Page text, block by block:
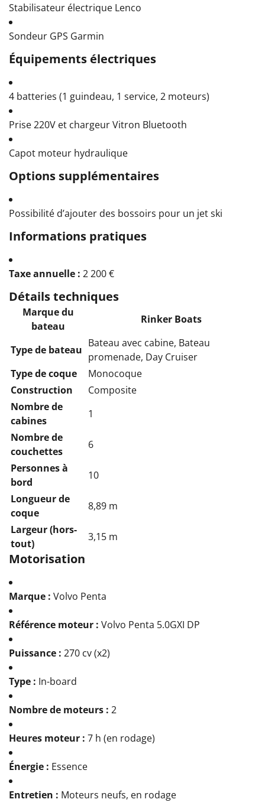
Stabilisateur électrique Lenco
Sondeur GPS Garmin
Équipements électriques
4 batteries (1 guindeau, 1 service, 2 moteurs)
Prise 220V et chargeur Vitron Bluetooth
Capot moteur hydraulique
Options supplémentaires
Possibilité d’ajouter des bossoirs pour un jet ski
Informations pratiques
Taxe annuelle : 2 200 €
Détails techniques
Marque du
bateau
Rinker Boats
Type de bateau
Bateau avec cabine, Bateau
promenade, Day Cruiser
Type de coque
Monocoque
Construction
Composite
Nombre de
cabines
1
Nombre de
couchettes
6
Personnes à
bord
10
Longueur de
coque
8,89 m
Largeur (hors-
tout)
3,15 m
Motorisation
Marque : Volvo Penta
Référence moteur : Volvo Penta 5.0GXI DP
Puissance : 270 cv (x2)
Type : In-board
Nombre de moteurs : 2
Heures moteur : 7 h (en rodage)
Énergie : Essence
Entretien : Moteurs neufs, en rodage